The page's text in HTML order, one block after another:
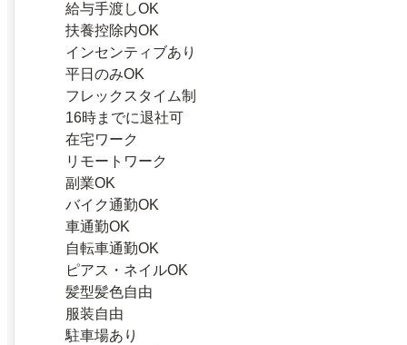
給与手渡しOK
扶養控除内OK
インセンティブあり
平日のみOK
フレックスタイム制
16時までに退社可
在宅ワーク
リモートワーク
副業OK
バイク通勤OK
車通勤OK
自転車通勤OK
ピアス・ネイルOK
髪型髪色自由
服装自由
駐車場あり